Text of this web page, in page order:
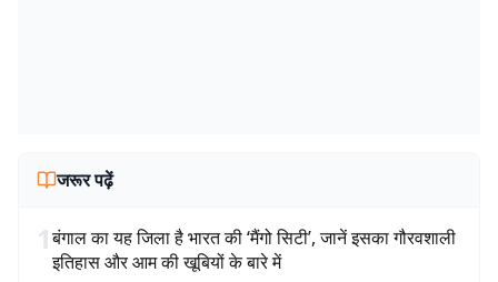
जरूर पढ़ें
1बंगाल का यह जिला है भारत की ‘मैंगो सिटी’, जानें इसका गौरवशाली
इतिहास और आम की खूबियों के बारे में